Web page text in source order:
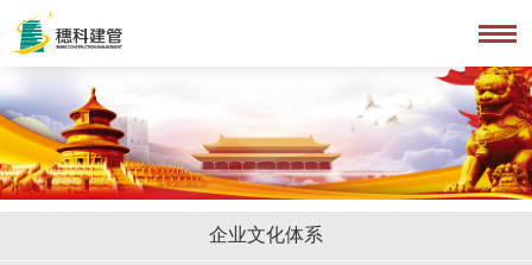
企业文化体系